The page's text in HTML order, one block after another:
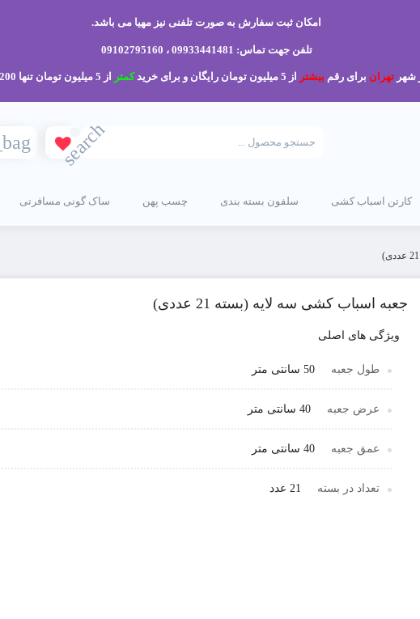
امکان ثبت سفارش به صورت تلفنی نیز مهیا می باشد.
تلفن جهت تماس: 09933441481 ، 09102795160
شهر تهران برای رقم بیشتر از 5 میلیون تومان رایگان و برای خرید کمتر از 5 میلیون تومان تنها 200 هزار تومان می باشد.
search
کارتن اسباب کشی سلفون بسته بندی چسب پهن ساک گونی مسافرتی
جعبه اسباب کشی سه لایه (بسته 21 عددی)
ویژگی های اصلی
طول جعبه 50 سانتی متر
عرض جعبه 40 سانتی متر
عمق جعبه 40 سانتی متر
تعداد در بسته 21 عدد